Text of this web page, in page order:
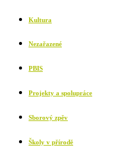
Kultura
Nezařazené
PBIS
Projekty a spolupráce
Sborový zpěv
Školy v přírodě